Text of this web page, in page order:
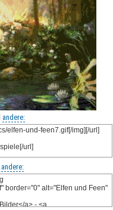
andere:
andere: